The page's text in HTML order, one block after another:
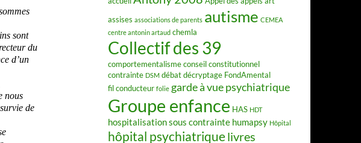
sont
du
d’un
nous
de
assises associations de parents autisme CEMEA
centre antonin artaud chemla
Collectif des 39
comportementalismeconseil constitutionnel
contrainte DSM débatdécryptage FondAmental
fil conducteur folie garde à vue psychiatrique
Groupe enfance HAS HDT
hospitalisation sous contrainte humapsy Hôpital
hôpital psychiatriquelivres